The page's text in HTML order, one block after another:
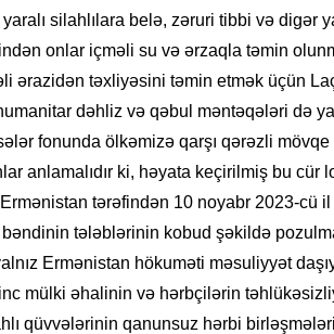
silahlılara belə, zəruri tibbi və digər
onlar içməli su və ərzaqla təmin
ərazidən təxliyəsini təmin etmək üçün
dəhliz və qəbul məntəqələri də
fonunda ölkəmizə qarşı qərəzli
anlamalıdır ki, həyata keçirilmiş bu cür
tərəfindən 10 noyabr 2023-cü
bəndinin tələblərinin kobud şəkildə
Ermənistan hökuməti məsuliyyət
mülki əhalinin və hərbçilərin
qüvvələrinin qanunsuz hərbi